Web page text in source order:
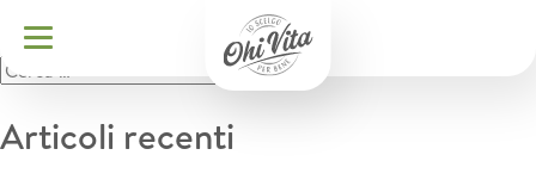
Nessun risultato.
Ricerca
Articoli recenti